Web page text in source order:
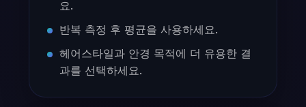
요.
반복 측정 후 평균을 사용하세요.
헤어스타일과 안경 목적에 더 유용한 결
과를 선택하세요.